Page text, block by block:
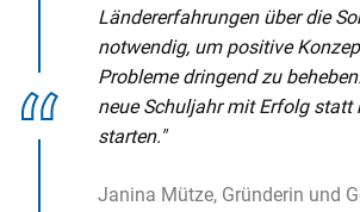
Ländererfahrungen über die
notwendig, um positive
Probleme dringend zu
neue Schuljahr mit Erfolg statt
starten."
Janina Mütze, Gründerin und